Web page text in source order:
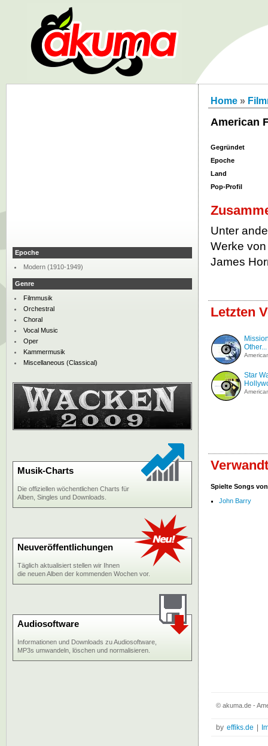
Home »
American
Gegründet
Epoche
Land
Pop-Profil
Unter
Werke
James
Letzten
Other...
Star
Spielte Songs von
John Barry
Epoche
Modern (1910-1949)
Genre
Filmmusik
Orchestral
Choral
Vocal Music
Oper
Kammermusik
Miscellaneous (Classical)
Musik-Charts
Die offiziellen wöchentlichen Charts für
Alben, Singles und Downloads.
Neuveröffentlichungen
Täglich aktualisiert stellen wir Ihnen
die neuen Alben der kommenden Wochen vor.
Audiosoftware
Informationen und Downloads zu Audiosoftware,
MP3s umwandeln, löschen und normalisieren.
© akuma.de -
by effiks.de